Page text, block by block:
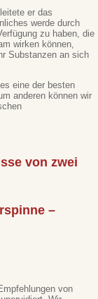
er das
werde durch
zu haben, die
wirken können,
Substanzen an sich
eine der besten
anderen können wir
von zwei
–
von